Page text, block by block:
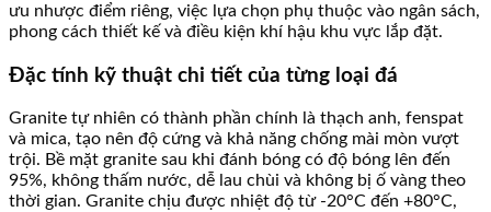
ưu nhược điểm riêng, việc lựa chọn phụ thuộc vào ngân sách,
phong cách thiết kế và điều kiện khí hậu khu vực lắp đặt.
Đặc tính kỹ thuật chi tiết của từng loại đá
Granite tự nhiên có thành phần chính là thạch anh, fenspat
và mica, tạo nên độ cứng và khả năng chống mài mòn vượt
trội. Bề mặt granite sau khi đánh bóng có độ bóng lên đến
95%, không thấm nước, dễ lau chùi và không bị ố vàng theo
thời gian. Granite chịu được nhiệt độ từ -20°C đến +80°C,